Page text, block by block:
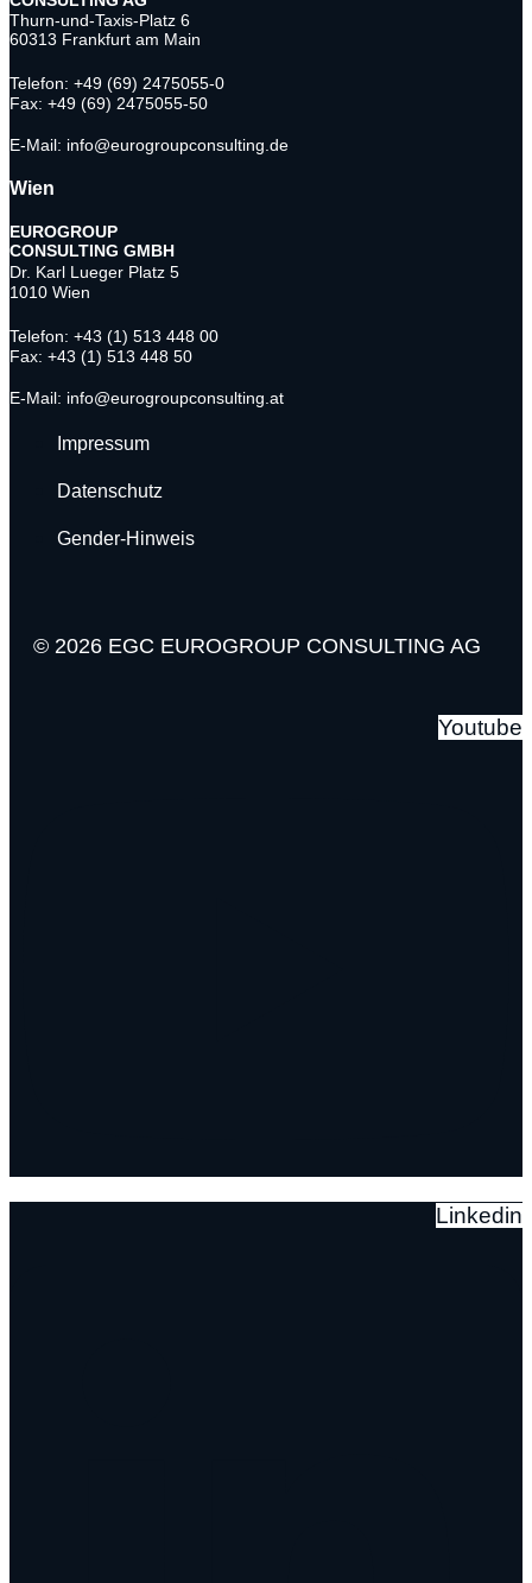
Thurn-und-Taxis-Platz 6
60313 Frankfurt am Main
Telefon: +49 (69) 2475055-0
Fax: +49 (69) 2475055-50
E-Mail: info@eurogroupconsulting.de
Wien
EUROGROUP
CONSULTING GMBH
Dr. Karl Lueger Platz 5
1010 Wien
Telefon: +43 (1) 513 448 00
Fax: +43 (1) 513 448 50
E-Mail: info@eurogroupconsulting.at
Impressum
Datenschutz
Gender-Hinweis
© 2026 EGC EUROGROUP CONSULTING AG
Youtube
Linkedin